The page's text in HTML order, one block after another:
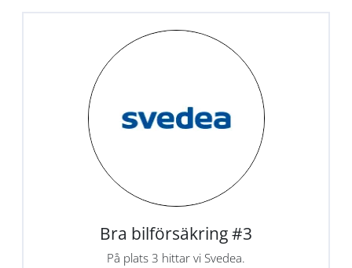
Bra bilförsäkring #3
På plats 3 hittar vi Svedea.